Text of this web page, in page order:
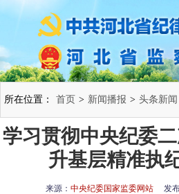
所在位置： 首页 > 新闻播报 > 头条新闻
学习贯彻中央纪委
升基层精准执
来源： 中央纪委国家监委网站 发